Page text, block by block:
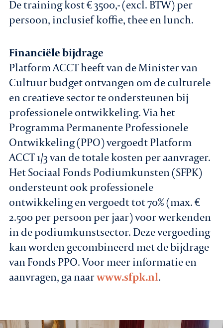
De training kost € 3500,- (excl. BTW) per
persoon, inclusief koffie, thee en lunch.
Financiële bijdrage
Platform ACCT heeft van de Minister van
Cultuur budget ontvangen om de culturele
en creatieve sector te ondersteunen bij
professionele ontwikkeling. Via het
Programma Permanente Professionele
Ontwikkeling (PPO) vergoedt Platform
ACCT 1/3 van de totale kosten per aanvrager.
Het Sociaal Fonds Podiumkunsten (SFPK)
ondersteunt ook professionele
ontwikkeling en vergoedt tot 70% (max. €
2.500 per persoon per jaar) voor werkenden
in de podiumkunstsector. Deze vergoeding
kan worden gecombineerd met de bijdrage
van Fonds PPO. Voor meer informatie en
aanvragen, ga naarwww.sfpk.nl.